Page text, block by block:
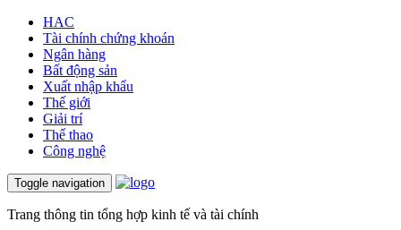
HAC
Tài chính chứng khoán
Ngân hàng
Bất động sản
Xuất nhập khẩu
Thế giới
Giải trí
Thể thao
Công nghệ
Toggle navigation
Trang thông tin tổng hợp kinh tế và tài chính